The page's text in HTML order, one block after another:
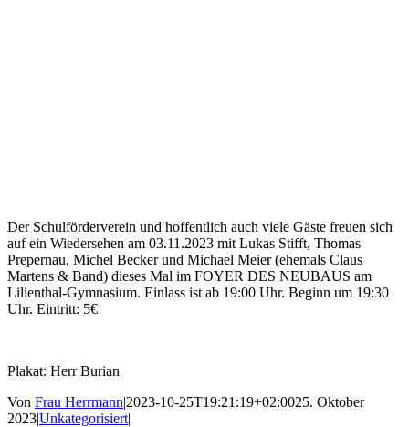
Der Schulförderverein und hoffentlich auch viele Gäste freuen sich
auf ein Wiedersehen am 03.11.2023 mit Lukas Stifft, Thomas
Prepernau, Michel Becker und Michael Meier (ehemals Claus
Martens & Band) dieses Mal im FOYER DES NEUBAUS am
Lilienthal-Gymnasium. Einlass ist ab 19:00 Uhr. Beginn um 19:30
Uhr. Eintritt: 5€
Plakat: Herr Burian
Von Frau Herrmann|2023-10-25T19:21:19+02:0025. Oktober
2023|Unkategorisiert|